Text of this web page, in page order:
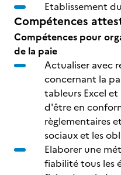
Etablissement
Compétences
Compétences pour
de la paie
Actualiser avec
concernant la
tableurs Excel
d'être en
règlementaires
sociaux et les
Elaborer une
fiabilité tous les